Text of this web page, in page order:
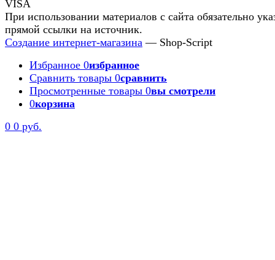
При использовании материалов с сайта обязательно
прямой ссылки на источник.
Создание интернет-магазина — Shop-Script
Избранное 0избранное
Сравнить товары 0сравнить
Просмотренные товары 0вы смотрели
0корзина
0 0 руб.